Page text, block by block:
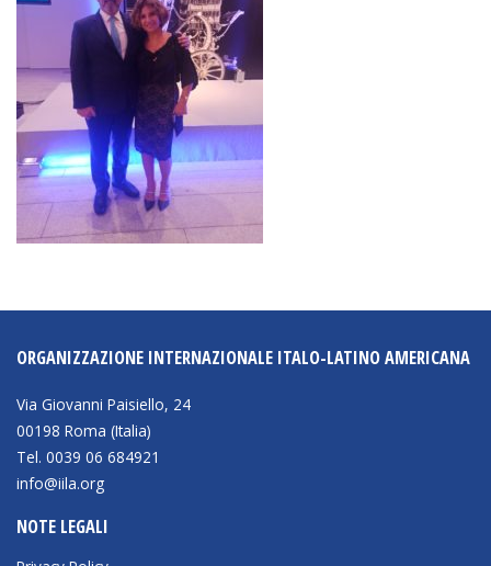
ORGANIZZAZIONE INTERNAZIONALE ITALO-LATINO AMERICANA
Via Giovanni Paisiello, 24
00198 Roma (Italia)
Tel. 0039 06 684921
info@iila.org
NOTE LEGALI